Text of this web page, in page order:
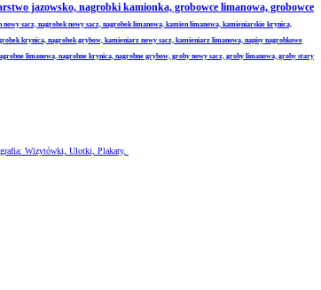
jazowsko, nagrobki kamionka, grobowce limanowa, grobowce
sacz, nagrobek nowy sacz, nagrobek limanowa, kamien limanowa, kamieniarskie krynica,
krynica, nagrobek grybow, kamieniarz nowy sacz, kamieniarz limanowa, napisy nagrobkowe
limanowa, nagrobne krynica, nagrobne grybow, groby nowy sacz, groby limanowa, groby stary
Wizytówki, Ulotki, Plakaty,